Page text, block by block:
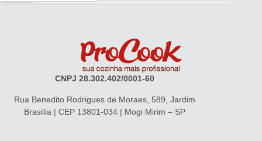
CNPJ 28.302.402/0001-60
Rua Benedito Rodrigues de Moraes, 589, Jardim
Brasília | CEP 13801-034 | Mogi Mirim – SP